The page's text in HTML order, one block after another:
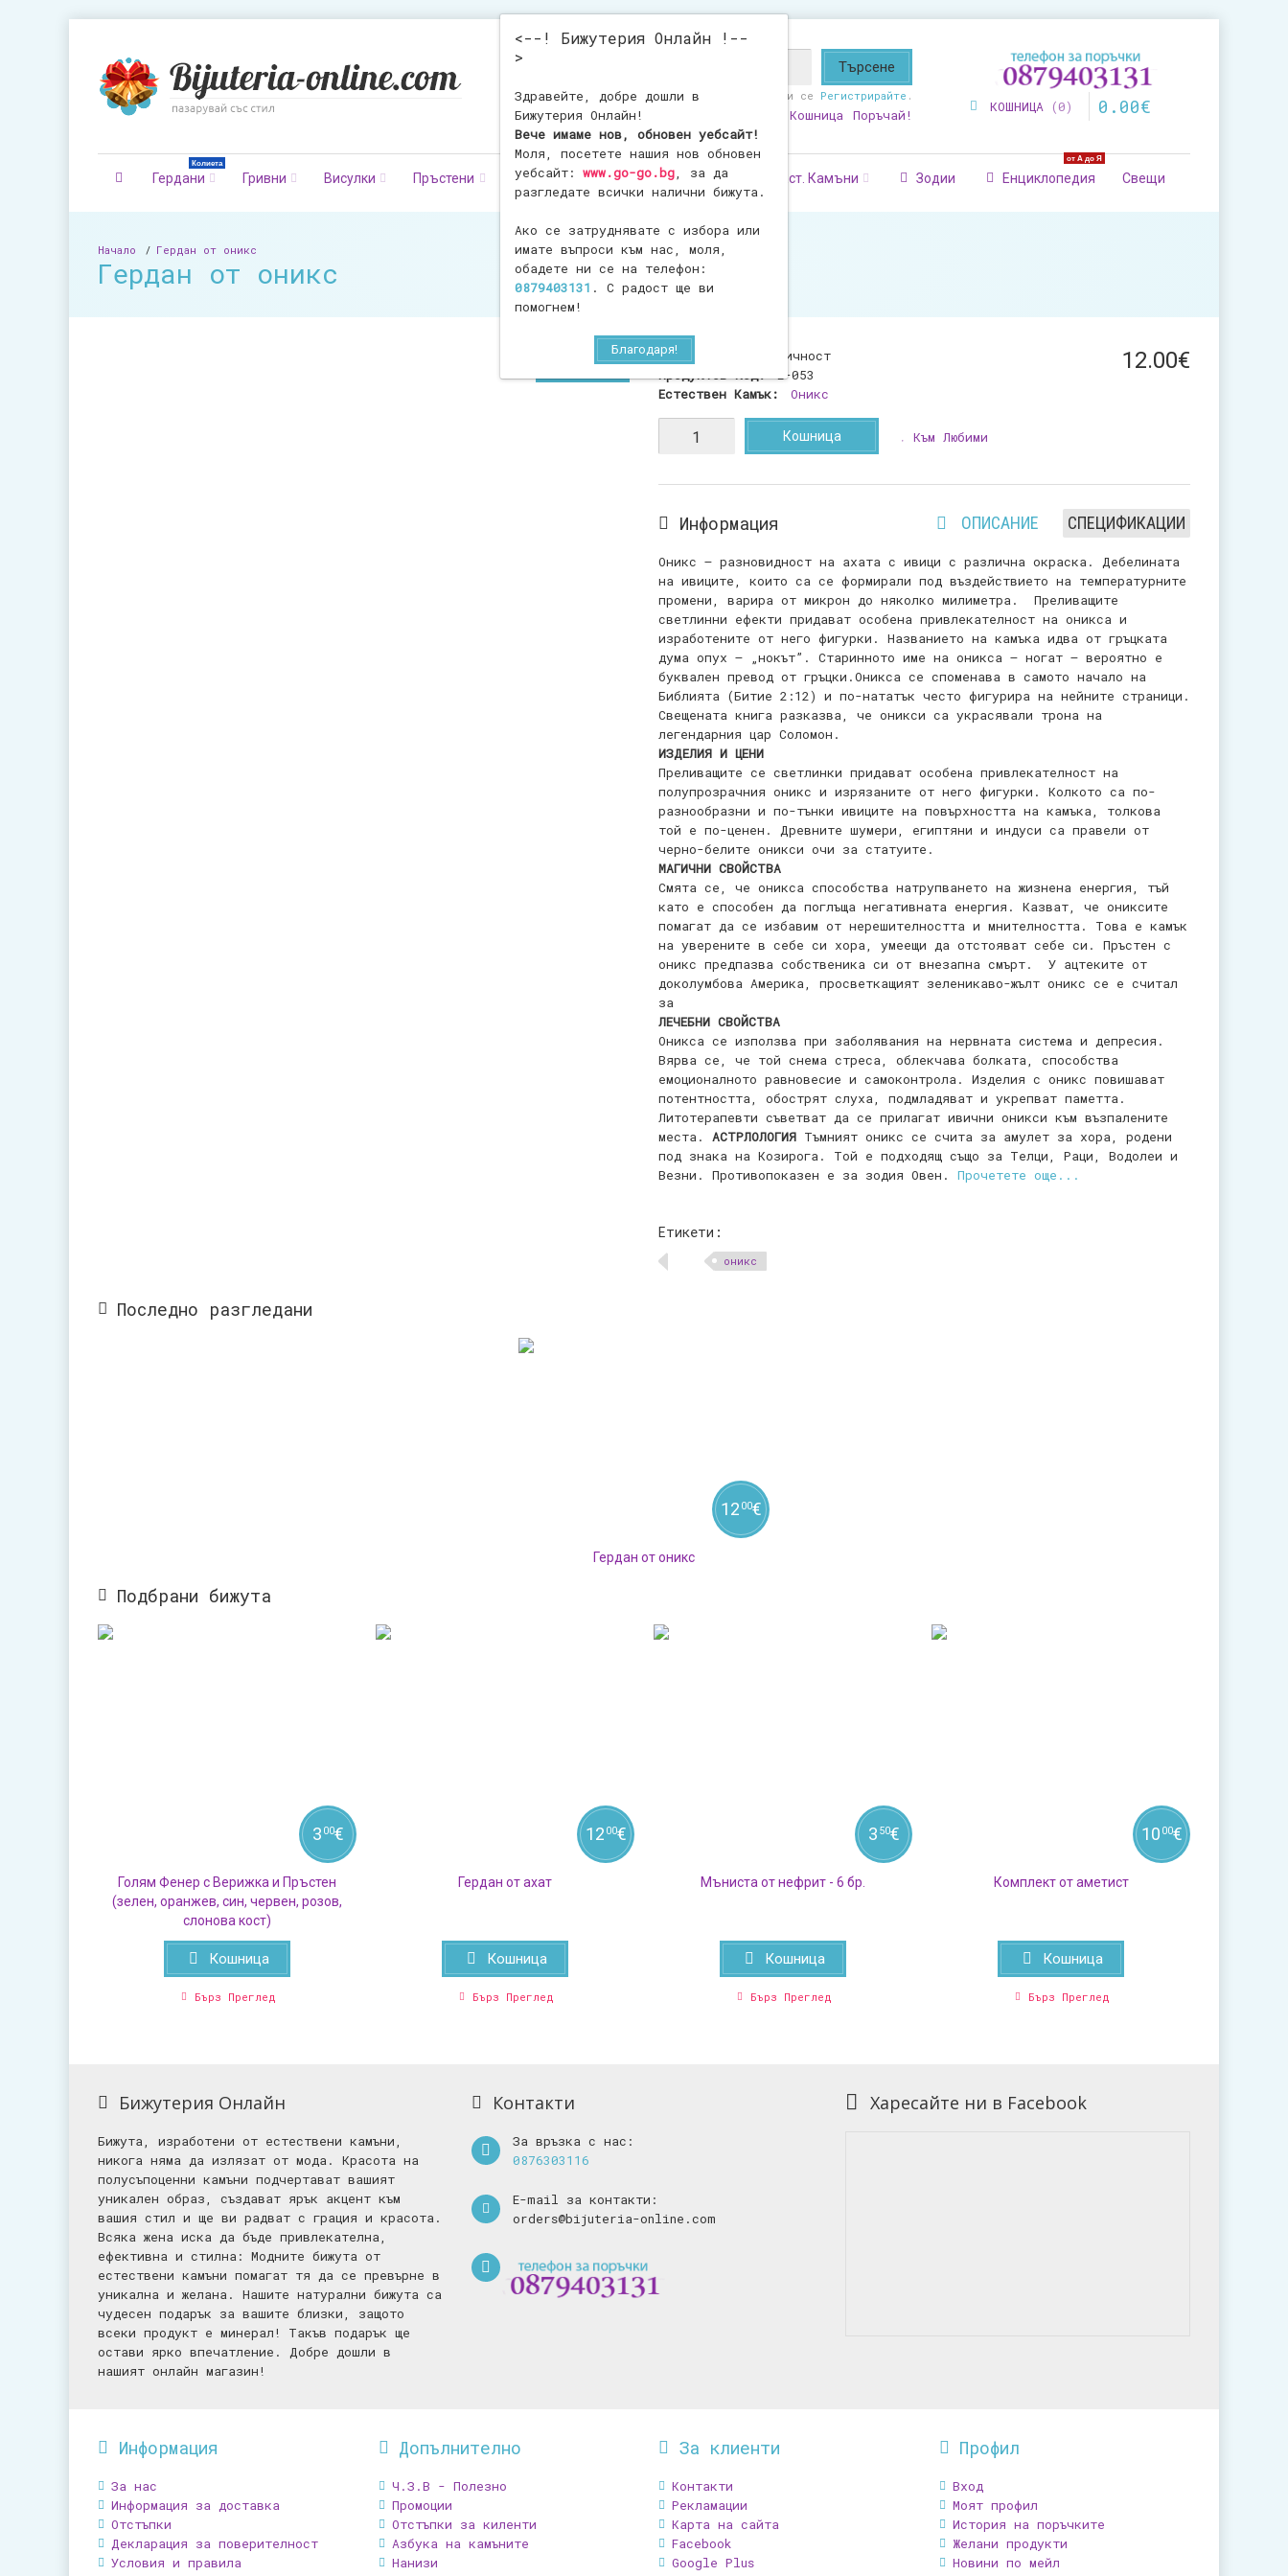
<--! Бижутерия Онлайн !--
>
Здравейте, добре дошли в
Бижутерия Онлайн!
Вече имаме нов, обновен уебсайт!
Моля, посетете нашия нов обновен
уебсайт: www.go-go.bg, за да
разгледате всички налични бижута.
Ако се затруднявате с избора или
имате въпроси към нас, моля,
обадете ни се на телефон:
0879403131 . С радост ще ви
помогнем!
Благодаря!
Здравейте! или се Регистрирайте .
Любими Кошница Поръчай!
КОШНИЦА 0 0 . 00€
Гердани
Колиета
Гривни Висулки Пръстени Обеци Фигурки Броеници Ест. Камъни Зодии Енциклопедия
от А до Я
Свещи
Начало Гердан от оникс
Гердан от оникс
Наличност:
В наличност
Продуктов Код:
E-053
Естествен Камък:
Оникс
12.00€
Кошница Към Любими
Информация ОПИСАНИЕ СПЕЦИФИКАЦИИ
Оникс – разновидност на ахата с ивици с различна окраска. Дебелината
на ивиците, които са се формирали под въздействието на температурните
промени, варира от микрон до няколко милиметра. Преливащите
светлинни ефекти придават особена привлекателност на оникса и
изработените от него фигурки. Названието на камъка идва от гръцката
дума опух – „нокът”. Старинното име на оникса – ногат – вероятно е
буквален превод от гръцки.Оникса се споменава в самото начало на
Библията (Битие 2:12) и по-нататък често фигурира на нейните страници.
Свещената книга разказва, че оникси са украсявали трона на
легендарния цар Соломон.
ИЗДЕЛИЯ И ЦЕНИ
Преливащите се светлинки придават особена привлекателност на
полупрозрачния оникс и изрязаните от него фигурки. Колкото са по-
разнообразни и по-тънки ивиците на повърхността на камъка, толкова
той е по-ценен. Древните шумери, египтяни и индуси са правели от
черно-белите оникси очи за статуите.
МАГИЧНИ СВОЙСТВА
Смята се, че оникса способства натрупването на жизнена енергия, тъй
като е способен да поглъща негативната енергия. Казват, че ониксите
помагат да се избавим от нерешителността и мнителността. Това е камък
на уверените в себе си хора, умеещи да отстояват себе си. Пръстен с
оникс предпазва собственика си от внезапна смърт. У ацтеките от
доколумбова Америка, просветкащият зеленикаво-жълт оникс се е считал
за
ЛЕЧЕБНИ СВОЙСТВА
Оникса се използва при заболявания на нервната система и депресия.
Вярва се, че той снема стреса, облекчава болката, способства
емоционалното равновесие и самоконтрола. Изделия с оникс повишават
потентността, обострят слуха, подмладяват и укрепват паметта.
Литотерапевти съветват да се прилагат ивични оникси към възпалените
места.
АСТРЛОЛОГИЯ Тъмният оникс се счита за амулет за хора, родени
под знака на Козирога. Той е подходящ също за Телци, Раци, Водолеи и
Везни. Противопоказен е за зодия Овен.
Прочетете още...
Етикети:
оникс
Последно разгледани
Гердан от оникс
12 00€
Подбрани бижута
Голям Фенер с Верижка и Пръстен
(зелен, оранжев, син, червен, розов,
слонова кост)
3 00€
Кошница
Бърз Преглед
Гердан от ахат
12 00€
Кошница
Бърз Преглед
Мъниста от нефрит - 6 бр.
3 50€
Кошница
Бърз Преглед
Комплект от аметист
10 00€
Кошница
Бърз Преглед
Бижутерия Онлайн
Бижута, изработени от естествени камъни,
никога няма да излязат от мода. Красота на
полусъпоценни камъни подчертават вашият
уникален образ, създават ярък акцент към
вашия стил и ще ви радват с грация и красота.
Всяка жена иска да бъде привлекателна,
ефективна и стилна: Mодните бижута от
естествени камъни помагат тя да се превърне в
уникална и желана. Нашите натурални бижута са
чудесен подарък за вашите близки, защото
всеки продукт е минерал! Такъв подарък ще
остави ярко впечатление. Добре дошли в
нашият онлайн магазин!
Контакти
За връзка с нас:
0876303116
E-mail за контакти:
orders@bijuteria-online.com
Харесайте ни в Facebook
Информация
За нас
Информация за доставка
Отстъпки
Декларация за поверителност
Условия и правила
Допълнително
Ч.З.В - Полезно
Промоции
Отстъпки за киленти
Азбука на камъните
Нанизи
За клиенти
Контакти
Рекламации
Карта на сайта
Facebook
Google Plus
Профил
Вход
Моят профил
История на поръчките
Желани продукти
Новини по мейл